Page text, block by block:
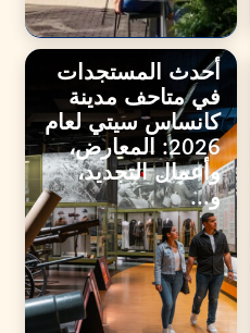
أحدث المستجدات
في متاحف مدينة
كانساس سيتي لعام
2026: المعارض،
وأعمال التجديد،
و...